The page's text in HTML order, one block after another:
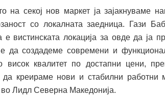
на секој нов маркет ја зајакнуваме
со локалната заедница. Гази
е вистинската локација за овде да ја
да создадеме современи и
висок квалитет по достапни цени,
да креираме нови и стабилни работни
Лидл Северна Македонија.